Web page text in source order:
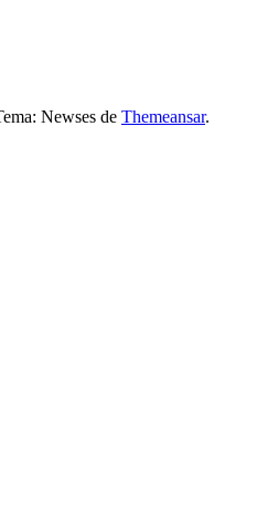
Newses de Themeansar.